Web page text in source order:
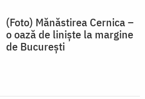
(Foto) Mănăstirea Cernica –
o oază de liniște la margine
de București